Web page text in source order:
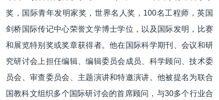
奖，国际青年发明家奖，世界名人奖，100名工程师，英国
剑桥国际传记中心荣誉文学博士学位，以及国际发明，比赛
和展览特别奖或奖章获得者。他在国际科学期刊、会议和研
究研讨会上担任编辑、编辑委员会成员、科学顾问、技术委
员会、审查委员会、主题演讲和特邀演讲。他被提名为联合
国教科文组织多个国际研讨会的首席顾问，与30多个行业合